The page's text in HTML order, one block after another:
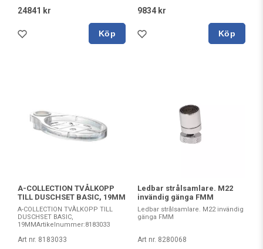
24841 kr
Köp
9834 kr
Köp
A-COLLECTION TVÅLKOPP
TILL DUSCHSET BASIC, 19MM
A-COLLECTION TVÅLKOPP TILL
DUSCHSET BASIC,
19MMArtikelnummer:8183033
Art nr. 8183033
Ledbar strålsamlare. M22
invändig gänga FMM
Ledbar strålsamlare. M22 invändig
gänga FMM
Art nr. 8280068